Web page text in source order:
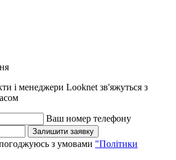
і менеджери Looknet зв'яжуться з
Ваш номер телефону
Залишити заявку
з умовами "Політики